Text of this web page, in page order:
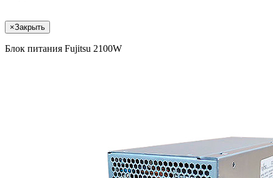
×Закрыть
Блок питания Fujitsu 2100W